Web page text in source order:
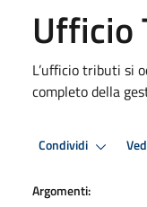
Ufficio
L’ufficio tributi si
completo della
Condividi
Argomenti: